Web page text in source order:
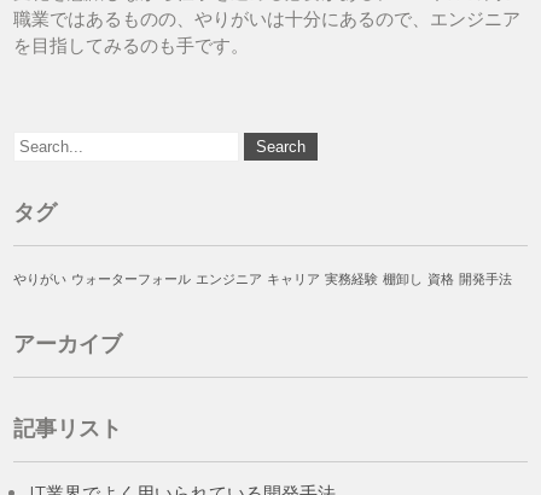
職業ではあるものの、やりがいは十分にあるので、エンジニア
を目指してみるのも手です。
タグ
やりがい ウォーターフォール エンジニア キャリア 実務経験 棚卸し 資格 開発手法
アーカイブ
記事リスト